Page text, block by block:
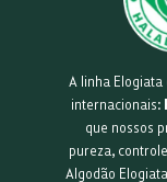
A linha
internacionais:
que nossos
pureza,
Algodão